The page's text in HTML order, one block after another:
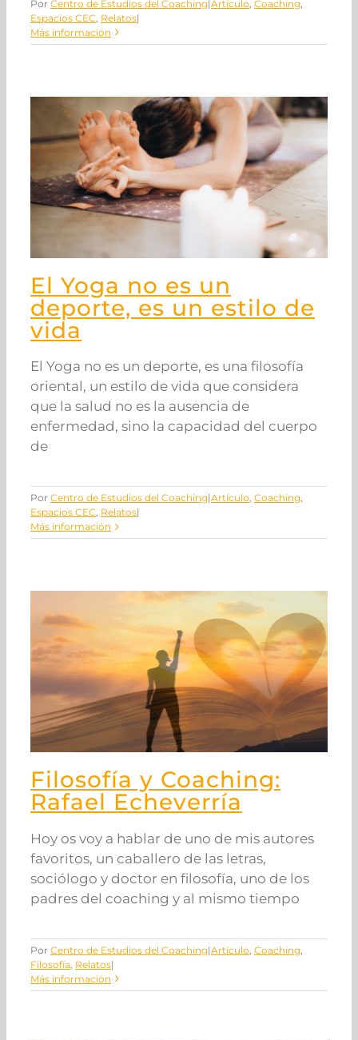
Por Centro de Estudios del Coaching|Artículo Coaching
Espacios CEC Relatos|
Más información
El Yoga no es un
deporte, es un estilo de
vida
El Yoga no es un deporte, es una filosofía
oriental, un estilo de vida que considera
que la salud no es la ausencia de
enfermedad, sino la capacidad del cuerpo
de
Por Centro de Estudios del Coaching|Artículo, Coaching,
Espacios CEC, Relatos|
Más información
Filosofía y Coaching:
Rafael Echeverría
Hoy os voy a hablar de uno de mis autores
favoritos, un caballero de las letras,
sociólogo y doctor en filosofía, uno de los
padres del coaching y al mismo tiempo
Por Centro de Estudios del Coaching|Artículo Coaching
Filosofía Relatos|
Más información